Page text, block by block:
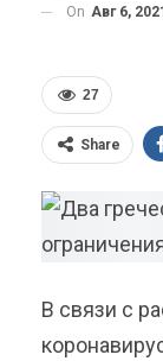
On Авг 6,
27
Share
В связи с